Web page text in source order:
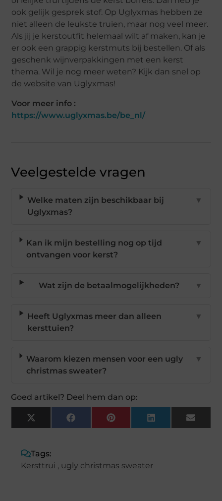
ook gelijk gesprek stof. Op Uglyxmas hebben ze
niet alleen de leukste truien, maar nog veel meer.
Als jij je kerstoutfit helemaal wilt af maken, kan je
er ook een grappig kerstmuts bij bestellen. Of als
geschenk wijnverpakkingen met een kerst
thema. Wil je nog meer weten? Kijk dan snel op
de website van Uglyxmas!
Voor meer info :
https://www.uglyxmas.be/be_nl/
Veelgestelde vragen
Welke maten zijn beschikbaar bij
Uglyxmas?
▼
Kan ik mijn bestelling nog op tijd
ontvangen voor kerst?
▼
Wat zijn de betaalmogelijkheden? ▼
Heeft Uglyxmas meer dan alleen
kersttuien?
▼
Waarom kiezen mensen voor een ugly
christmas sweater?
▼
Goed artikel? Deel hem dan op:
X
(Twitter)
FacebookPinterestLinkedIn Email
Tags:
Kersttrui , ugly christmas sweater